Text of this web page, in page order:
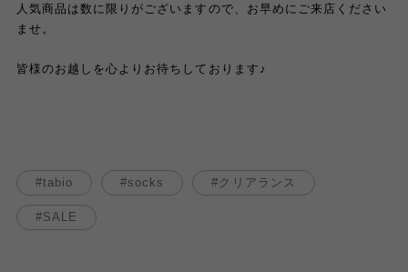
人気商品は数に限りがございますので、お早めにご来店ください
ませ。
皆様のお越しを心よりお待ちしております♪
tabio socks クリアランス
SALE